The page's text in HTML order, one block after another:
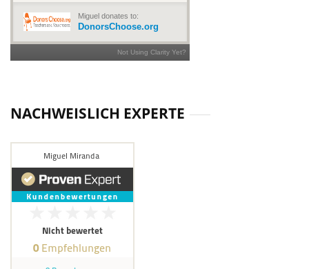
NACHWEISLICH EXPERTE